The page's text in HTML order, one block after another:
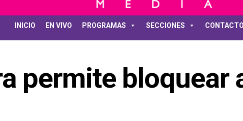
INICIO EN VIVO PROGRAMAS SECCIONES CONTACTO
permite bloquear